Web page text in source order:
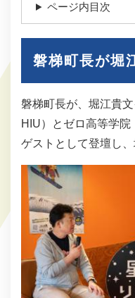
ページ内目次
磐梯町長が堀
磐梯町長が、堀江貴
HIU）とゼロ高等学
ゲストとして登壇し